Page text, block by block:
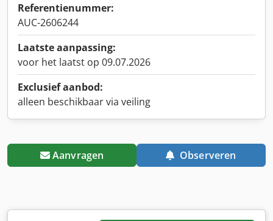
Referentienummer:
AUC-2606244
Laatste aanpassing:
voor het laatst op 09.07.2026
Exclusief aanbod:
alleen beschikbaar via veiling
Aanvragen Observeren